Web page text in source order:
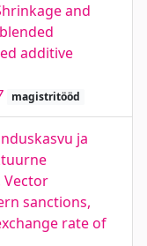
and
additive
magistritööd
ja
Vector
sanctions,
rate of